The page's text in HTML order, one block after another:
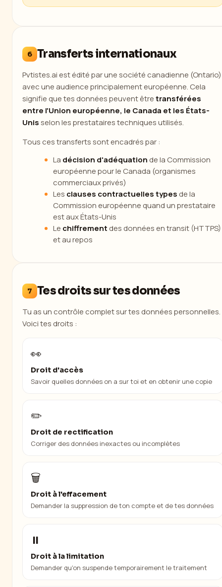
6 Transferts internationaux
Pvtistes.ai est édité par une société canadienne (Ontario)
avec une audience principalement européenne. Cela
signifie que tes données peuvent êtretransférées
entre l'Union européenne, le Canada et les États-
Unisselon les prestataires techniques utilisés.
Tous ces transferts sont encadrés par :
La décision d'adéquation de la Commission
européenne pour le Canada (organismes
commerciaux privés)
Les clauses contractuelles types de la
Commission européenne quand un prestataire
est aux États-Unis
Le chiffrement des données en transit (HTTPS)
et au repos
7 Tes droits sur tes données
Tu as un contrôle complet sur tes données personnelles.
Voici tes droits :
👀
Droit d'accès
Savoir quelles données on a sur toi et en obtenir une copie
✏️
Droit de rectification
Corriger des données inexactes ou incomplètes
🗑️
Droit à l'effacement
Demander la suppression de ton compte et de tes données
⏸️
Droit à la limitation
Demander qu'on suspende temporairement le traitement